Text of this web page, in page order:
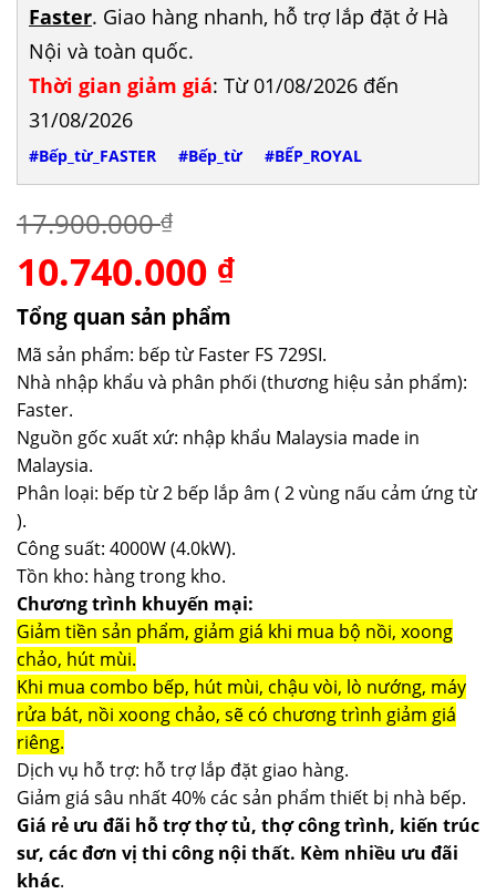
Faster. Giao hàng nhanh, hỗ trợ lắp đặt ở Hà
Nội và toàn quốc.
Thời gian giảm giá: Từ 01/08/2026 đến
31/08/2026
#Bếp_từ_FASTER #Bếp_từ #BẾP_ROYAL
17.900.000₫
Giá
gốc
là:
17.900.000 ₫.
10.740.000 ₫Giá
là:
10.740.000 ₫.
Tổng quan sản phẩm
Mã sản phẩm: bếp từ Faster FS 729SI.
Nhà nhập khẩu và phân phối (thương hiệu sản phẩm):
Faster.
Nguồn gốc xuất xứ: nhập khẩu Malaysia made in
Malaysia.
Phân loại: bếp từ 2 bếp lắp âm ( 2 vùng nấu cảm ứng từ
).
Công suất: 4000W (4.0kW).
Tồn kho: hàng trong kho.
Chương trình khuyến mại:
Giảm tiền sản phẩm, giảm giá khi mua bộ nồi, xoong
chảo, hút mùi.
Khi mua combo bếp, hút mùi, chậu vòi, lò nướng, máy
rửa bát, nồi xoong chảo, sẽ có chương trình giảm giá
riêng.
Dịch vụ hỗ trợ: hỗ trợ lắp đặt giao hàng.
Giảm giá sâu nhất 40% các sản phẩm thiết bị nhà bếp.
Giá rẻ ưu đãi hỗ trợ thợ tủ, thợ công trình, kiến trúc
sư, các đơn vị thi công nội thất. Kèm nhiều ưu đãi
khác.